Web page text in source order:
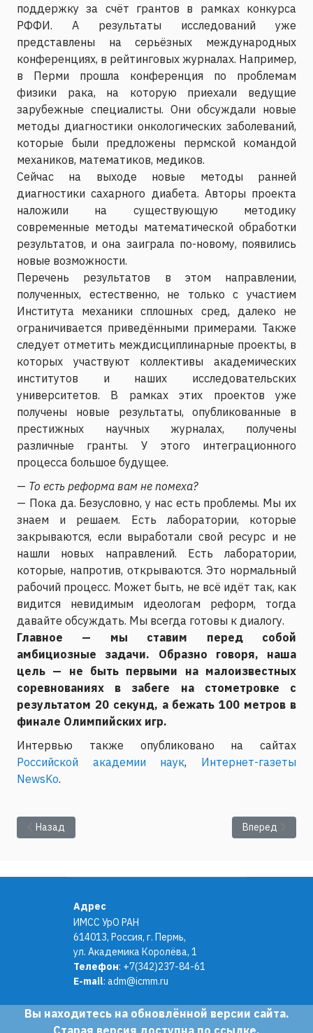
поддержку за счёт грантов в рамках конкурса
РФФИ. А результаты исследований уже
представлены на серьёзных международных
конференциях, в рейтинговых журналах. Например,
в Перми прошла конференция по проблемам
физики рака, на которую приехали ведущие
зарубежные специалисты. Они обсуждали новые
методы диагностики онкологических заболеваний,
которые были предложены пермской командой
механиков, математиков, медиков.
Сейчас на выходе новые методы ранней
диагностики сахарного диабета. Авторы проекта
наложили на существующую методику
современные методы математической обработки
результатов, и она заиграла по-новому, появились
новые возможности.
Перечень результатов в этом направлении,
полученных, естественно, не только с участием
Института механики сплошных сред, далеко не
ограничивается приведёнными примерами. Также
следует отметить междисциплинарные проекты, в
которых участвуют коллективы академических
институтов и наших исследовательских
университетов. В рамках этих проектов уже
получены новые результаты, опубликованные в
престижных научных журналах, получены
различные гранты. У этого интеграционного
процесса большое будущее.
— То есть реформа вам не помеха?
— Пока да. Безусловно, у нас есть проблемы. Мы их
знаем и решаем. Есть лаборатории, которые
закрываются, если выработали свой ресурс и не
нашли новых направлений. Есть лаборатории,
которые, напротив, открываются. Это нормальный
рабочий процесс. Может быть, не всё идёт так, как
видится невидимым идеологам реформ, тогда
давайте обсуждать. Мы всегда готовы к диалогу.
Главное — мы ставим перед собой
амбициозные задачи. Образно говоря, наша
цель — не быть первыми на малоизвестных
соревнованиях в забеге на стометровке с
результатом 20 секунд, а бежать 100 метров в
финале Олимпийских игр.
Интервью также опубликовано на сайтах
Российской академии наук, Интернет-газеты
NewsKo.
Предыдущий: Бразильский ученый в условиях уральской
Назад Следующий: На
Вперед
Адрес
ИМСС УрО РАН
614013, Россия, г. Пермь,
ул. Академика Королёва, 1
Телефон: +7(342)237-84-61
E-mail: adm@icmm.ru
Вы находитесь на обновлённой версии сайта.
Старая версия доступна по ссылке.